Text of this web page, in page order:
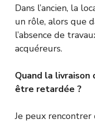
Dans l’ancien, la
un rôle, alors que
l’absence de
acquéreurs.
Quand la livraison
être retardée ?
Je peux